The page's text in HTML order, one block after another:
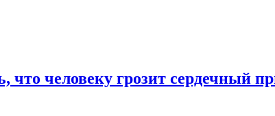
человеку грозит сердечный